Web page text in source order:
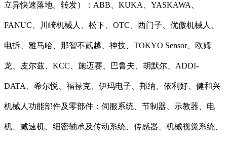
立异快速落地。转发）：ABB、KUKA、YASKAWA、
FANUC、川崎机械人、松下、OTC、西门子、优傲机械人、
电拆、雅马哈、那智不贰越、神技、TOKYO Sensor、欧姆
龙、皮尔兹、KCC、施迈赛、巴鲁夫、胡默尔、ADDI-
DATA、希尔悦、福禄克、伊玛电子、邦纳、依利好、健和兴
机械人功能部件及零部件：伺服系统、节制器、示教器、电
机、减速机、细密轴承及传动系统、传感器、机械视觉系统、